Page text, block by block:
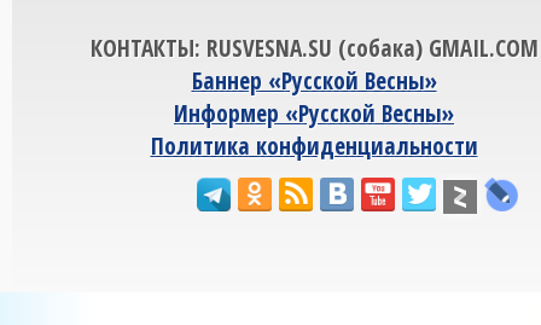
КОНТАКТЫ: RUSVESNA.SU (собака) GMAIL.COM
Баннер «Русской Весны»
Информер «Русской Весны»
Политика конфиденциальности